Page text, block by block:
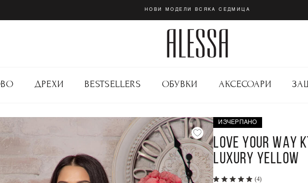
НОВИ МОДЕЛИ ВСЯКА СЕДМИЦА
ДРЕХИ BESTSELLERS ОБУВКИ АКСЕСОАРИ
ИЗЧЕРПАНО
LOVE YOUR
LUXURY YELLOW
(4)